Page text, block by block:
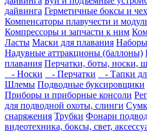
дайвинга Герметичные боксы и
Компенсаторы плавучести и
Компрессоры и запчасти к ним
Ласты Маски для плавания Наборы
Надувные аттракционы (баллоны)
плавания Перчатки, боты, носки,
- Носки
- Перчатки - Тапки
Шлемы Подводные буксировщики
Приборы и приборные консоли
для подводной охоты, слинги
снаряжения Трубки Фонари
видеотехника, боксы, свет,